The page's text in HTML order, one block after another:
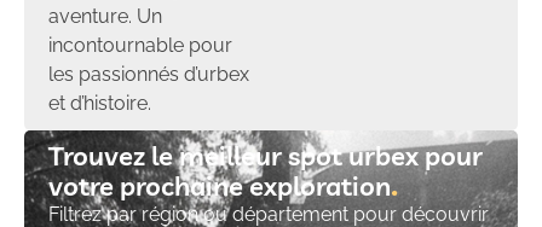
aventure. Un
incontournable pour
les passionnés d’urbex
et d’histoire.
Trouvez le meilleur spot urbex pour
votre prochaine exploration​
Filtrez par région ou département pour découvrir